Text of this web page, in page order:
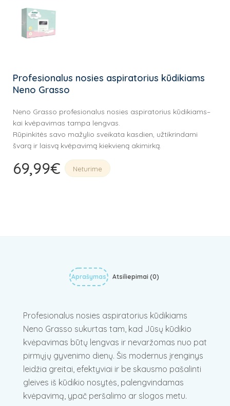
Profesionalus nosies aspiratorius kūdikiams
Neno Grasso
Neno Grasso profesionalus nosies aspiratorius kūdikiams–
kai kvėpavimas tampa lengvas.
Rūpinkitės savo mažylio sveikata kasdien, užtikrindami
švarą ir laisvą kvėpavimą kiekvieną akimirką.
69,99€ Neturime
Aprašymas Atsiliepimai (0)
Profesionalus nosies aspiratorius kūdikiams
Neno Grasso sukurtas tam, kad Jūsų kūdikio
kvėpavimas būtų lengvas ir nevaržomas nuo pat
pirmųjų gyvenimo dienų. Šis modernus įrenginys
leidžia greitai, efektyviai ir be skausmo pašalinti
gleives iš kūdikio nosytės, palengvindamas
kvėpavimą, ypač peršalimo ar slogos metu.